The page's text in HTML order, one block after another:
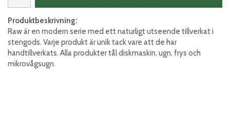
Produktbeskrivning:
Raw är en modern serie med ett naturligt utseende tillverkat i
stengods. Varje produkt är unik tack vare att de har
handtillverkats. Alla produkter tål diskmaskin, ugn, frys och
mikrovågsugn.